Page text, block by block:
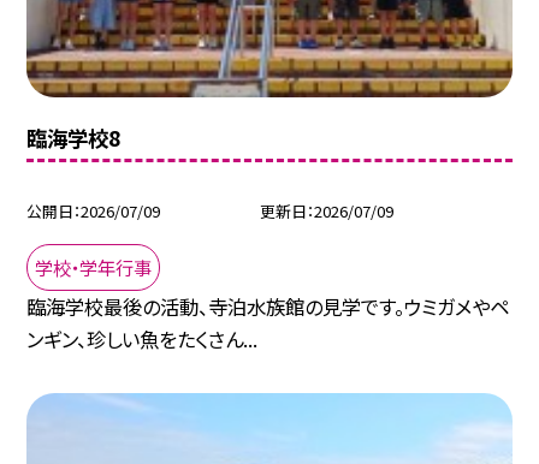
臨海学校8
公開日 2026/07/09 更新日 2026/07/09
学校・学年行事
臨海学校最後の活動、寺泊水族館の見学です。ウミガメやペ
ンギン、珍しい魚をたくさん...